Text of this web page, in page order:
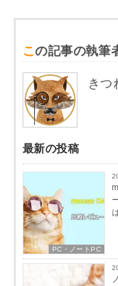
この記事の執筆
きつ
最新の投稿
PC・ノートPC